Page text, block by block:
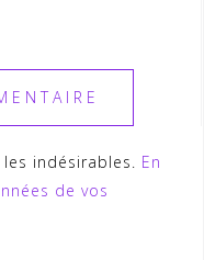
indésirables. En
de vos